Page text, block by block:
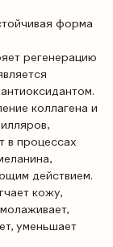
форма
регенерацию
коллагена и
в процессах
действием.
кожу,
уменьшает